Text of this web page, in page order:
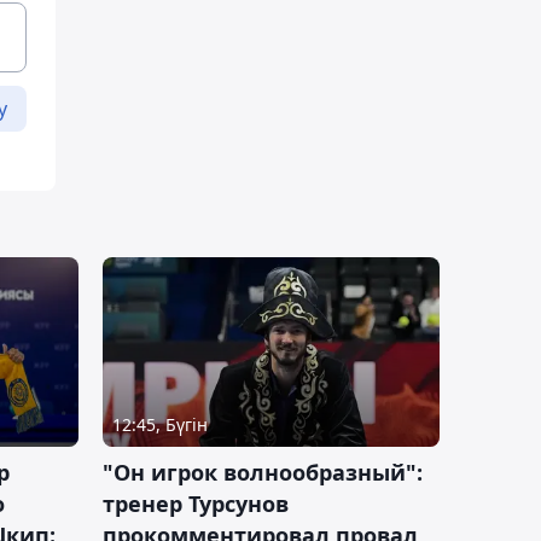
12:45, Бүгін
"Он игрок волнообразный":
тренер Турсунов
прокомментировал провал